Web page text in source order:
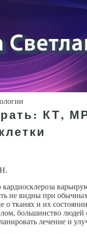
КТ,
не видны при
о тканях и их
большинство
лечение и